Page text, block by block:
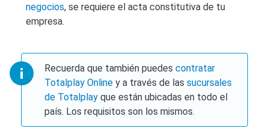
negocios, se requiere el acta constitutiva de tu
empresa.
Recuerda que también puedescontratar
Totalplay Online y a través de lassucursales
de Totalplay que están ubicadas en todo el
país. Los requisitos son los mismos.